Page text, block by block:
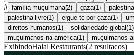
# família muçulmana(2) gaza(1 ) palestina
palestina-livre(1 ) ergue-te-por-gaza(1 )
direitos-humanos(1 ) solidariedade-global (1 )
muçulmanos-na-américa(1 ) muçulmanos-
ExibindoHalal Restaurants(2 resultados)